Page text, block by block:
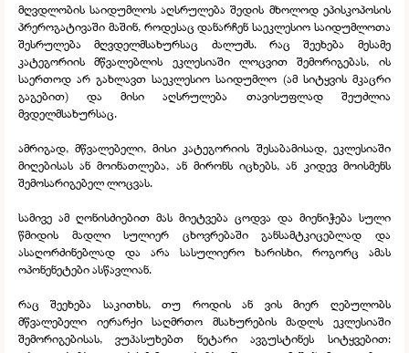
მღვდლობის საიდუმლოს აღსრულება შედის მხოლოდ ეპისკოპოსის
პრეროგატივაში მაშინ, როდესაც დანარჩენ საეკლესიო საიდუმლოთა
შესრულება მღვდელმსახურსაც ძალუძს. რაც შეეხება მესამე
კატეგორიის მწვალებლის ეკლესიაში ლოცვით შემორიგებას, ის
საერთოდ არ გახლავთ საეკლესიო საიდუმლო (ამ სიტყვის მკაცრი
გაგებით) და მისი აღსრულება თავისუფლად შეუძლია
მვდელმსახურსაც.
ამრიგად, მწვალებელი, მისი კატეგორიის შესაბამისად, ეკლესიაში
მიღებისას ან მოინათლება, ან მირონს იცხებს, ან კიდევ მოისმენს
შემოსარიგებელ ლოცვას.
სამივე ამ ღონისძიებით მას მიეტვება ცოდვა და მიენიჭება სული
წმიდის მადლი სულიერ ცხოვრებაში განსამტკიცებლად და
ასაღორძინებლად და არა სასულიერო ხარისხი, როგორც ამას
ოპონენეტები ასწავლიან.
რაც შეეხება საკითხს, თუ როდის ან ვის მიერ ღებულობს
მწვალებელი იერარქი საღმრთო მსახურების მადლს ეკლესიაში
შემორიგებისას, ვუპასუხებთ ნეტარი ავგუსტინეს სიტყვებით: